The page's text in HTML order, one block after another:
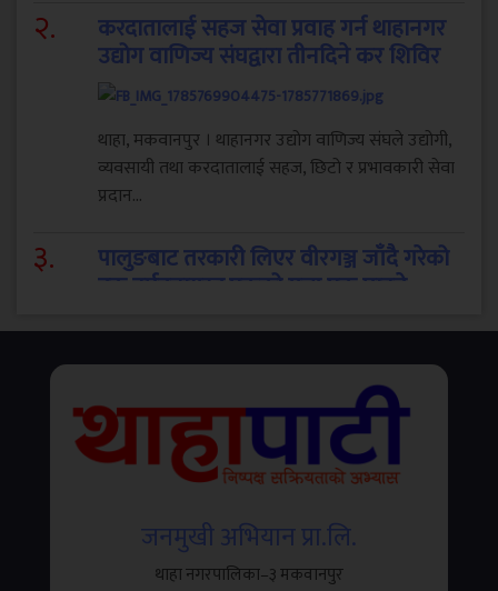
२. करदातालाई सहज सेवा प्रवाह गर्न थाहानगर
उद्योग वाणिज्य संघद्वारा तीनदिने कर शिविर
थाहा, मकवानपुर । थाहानगर उद्योग वाणिज्य संघले उद्योगी,
व्यवसायी तथा करदातालाई सहज, छिटो र प्रभावकारी सेवा
प्रदान...
३. पालुङबाट तरकारी लिएर वीरगञ्ज जाँदै गरेको
ट्रक दुर्घटनाग्रस्त,एकको मृत्यु एक घाइते
मकवानपुरको भीमफेदी गाउँपालिका–२ तिलटारस्थित
त्रिभुवन राजमार्गमा तरकारी बोकेको ट्रक दुर्घटना हुँदा एक
जनाको...
फिरिरी सुपर एप सार्वजनिक, मोबिलिटीदेखि
व्यापार, रियल स्टेट, रोजगारी, OTT र
शिक्षासम्म सबै सेवा एउटै प्लेटफर्ममा
जनमुखी अभियान प्रा.लि.
थाहा नगरपालिका–३ मकवानपुर